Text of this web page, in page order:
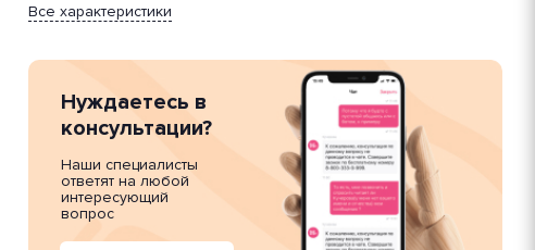
Все характеристики
Нуждаетесь в
консультации?
Наши специалисты
ответят на любой
интересующий
вопрос